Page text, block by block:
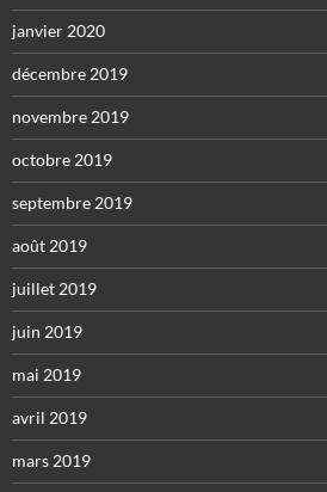
janvier 2020
décembre 2019
novembre 2019
octobre 2019
septembre 2019
août 2019
juillet 2019
juin 2019
mai 2019
avril 2019
mars 2019